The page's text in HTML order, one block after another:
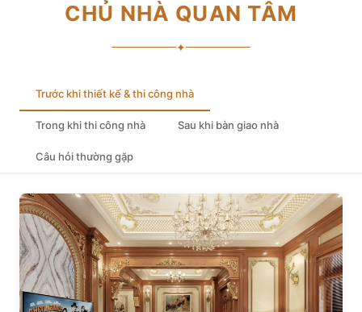
CHỦ NHÀ QUAN TÂM
✦
Trước khi thiết kế & thi công nhà
Trong khi thi công nhà Sau khi bàn giao nhà
Câu hỏi thường gặp